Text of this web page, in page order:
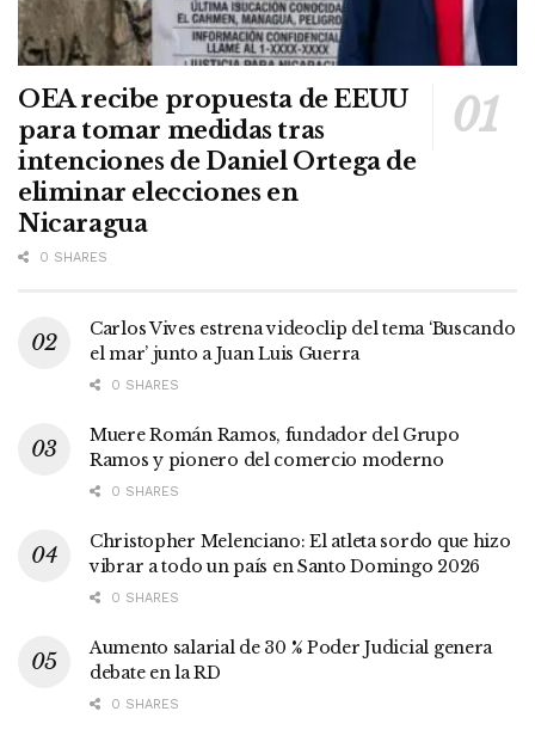
OEA recibe propuesta de EEUU
para tomar medidas tras
intenciones de Daniel Ortega de
eliminar elecciones en
Nicaragua
0 SHARES
Carlos Vives estrena videoclip del tema ‘Buscando
el mar’ junto a Juan Luis Guerra
0 SHARES
Muere Román Ramos, fundador del Grupo
Ramos y pionero del comercio moderno
0 SHARES
Christopher Melenciano: El atleta sordo que hizo
vibrar a todo un país en Santo Domingo 2026
0 SHARES
Aumento salarial de 30 % Poder Judicial genera
debate en la RD
0 SHARES